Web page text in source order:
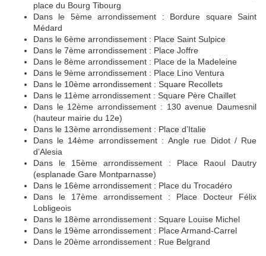
place du Bourg Tibourg
Dans le 5ème arrondissement : Bordure square Saint
Médard
Dans le 6ème arrondissement : Place Saint Sulpice
Dans le 7ème arrondissement : Place Joffre
Dans le 8ème arrondissement : Place de la Madeleine
Dans le 9ème arrondissement : Place Lino Ventura
Dans le 10ème arrondissement : Square Recollets
Dans le 11ème arrondissement : Square Père Chaillet
Dans le 12ème arrondissement : 130 avenue Daumesnil
(hauteur mairie du 12e)
Dans le 13ème arrondissement : Place d’Italie
Dans le 14ème arrondissement : Angle rue Didot / Rue
d’Alesia
Dans le 15ème arrondissement : Place Raoul Dautry
(esplanade Gare Montparnasse)
Dans le 16ème arrondissement : Place du Trocadéro
Dans le 17ème arrondissement : Place Docteur Félix
Lobligeois
Dans le 18ème arrondissement : Square Louise Michel
Dans le 19ème arrondissement : Place Armand-Carrel
Dans le 20ème arrondissement : Rue Belgrand